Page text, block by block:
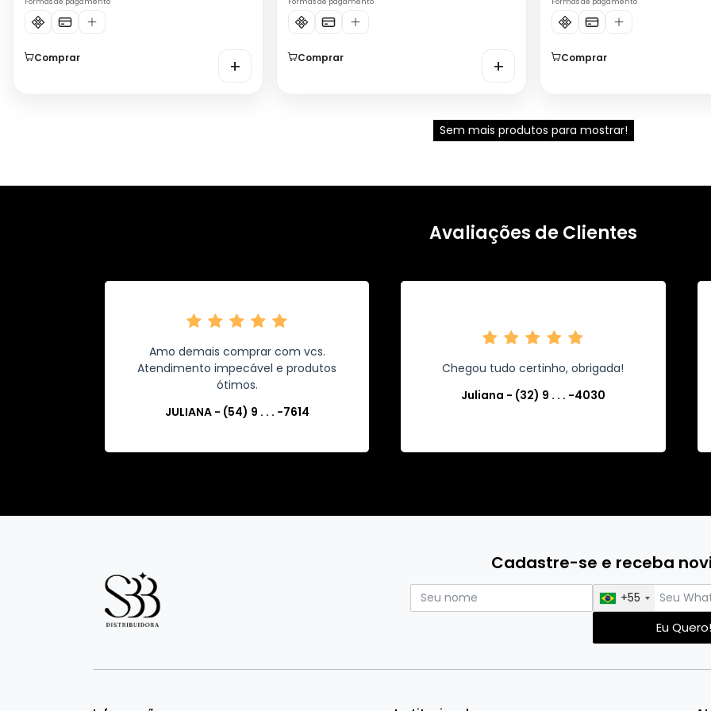
Comprar + Comprar + Comprar
Sem mais produtos para mostrar!
Avaliações de Clientes
Amo demais comprar com vcs.
Atendimento impecável e produtos
ótimos.
JULIANA - (54) 9 . . . -7614
Chegou tudo certinho, obrigada!
Juliana - (32) 9 . . . -4030
Cadastre-se e receba
+55
Eu Quero!